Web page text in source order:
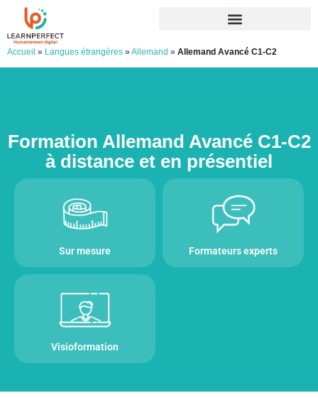
Accueil » Langues étrangères »Allemand » Allemand Avancé C1-C2
Formation Allemand Avancé C1-C2
à distance et en présentiel
Sur mesure Formateurs experts
Visioformation